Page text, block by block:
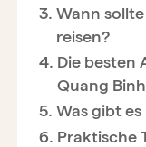
Wann
reisen?
Die besten
Quang
Was gibt es
Praktische